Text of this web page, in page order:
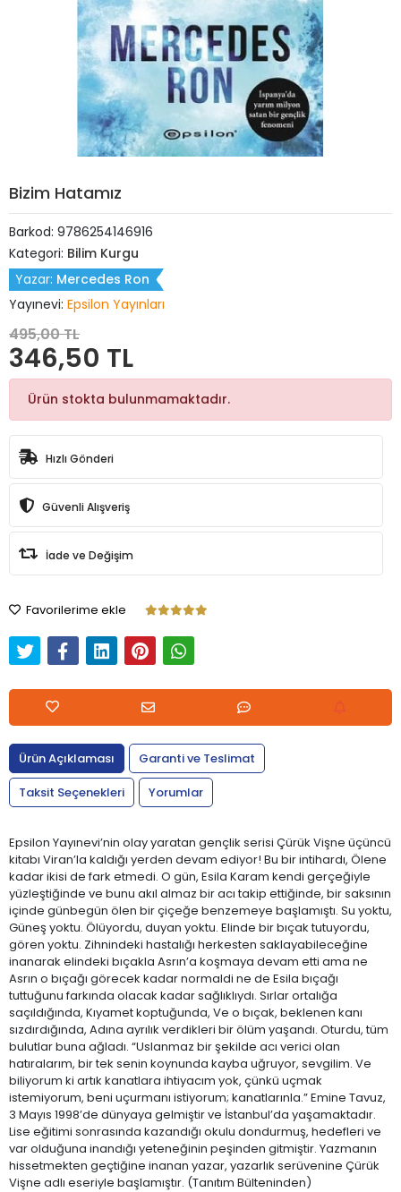
Bizim Hatamız
Barkod: 9786254146916
Kategori: Bilim Kurgu
Yazar: Mercedes Ron
Yayınevi: Epsilon Yayınları
495,00 TL
346,50 TL
Ürün stokta bulunmamaktadır.
Hızlı Gönderi
Güvenli Alışveriş
İade ve Değişim
Favorilerime ekle
Ürün Açıklaması
Garanti ve Teslimat
Taksit Seçenekleri
Yorumlar
Epsilon Yayınevi’nin olay yaratan gençlik serisi Çürük Vişne üçüncü
kitabı Viran’la kaldığı yerden devam ediyor! Bu bir intihardı, Ölene
kadar ikisi de fark etmedi. O gün, Esila Karam kendi gerçeğiyle
yüzleştiğinde ve bunu akıl almaz bir acı takip ettiğinde, bir saksının
içinde günbegün ölen bir çiçeğe benzemeye başlamıştı. Su yoktu,
Güneş yoktu. Ölüyordu, duyan yoktu. Elinde bir bıçak tutuyordu,
gören yoktu. Zihnindeki hastalığı herkesten saklayabileceğine
inanarak elindeki bıçakla Asrın’a koşmaya devam etti ama ne
Asrın o bıçağı görecek kadar normaldi ne de Esila bıçağı
tuttuğunu farkında olacak kadar sağlıklıydı. Sırlar ortalığa
saçıldığında, Kıyamet koptuğunda, Ve o bıçak, beklenen kanı
sızdırdığında, Adına ayrılık verdikleri bir ölüm yaşandı. Oturdu, tüm
bulutlar buna ağladı. “Uslanmaz bir şekilde acı verici olan
hatıralarım, bir tek senin koynunda kayba uğruyor, sevgilim. Ve
biliyorum ki artık kanatlara ihtiyacım yok, çünkü uçmak
istemiyorum, beni uçurmanı istiyorum; kanatlarınla.” Emine Tavuz,
3 Mayıs 1998’de dünyaya gelmiştir ve İstanbul’da yaşamaktadır.
Lise eğitimi sonrasında kazandığı okulu dondurmuş, hedefleri ve
var olduğuna inandığı yeteneğinin peşinden gitmiştir. Yazmanın
hissetmekten geçtiğine inanan yazar, yazarlık serüvenine Çürük
Vişne adlı eseriyle başlamıştır. (Tanıtım Bülteninden)